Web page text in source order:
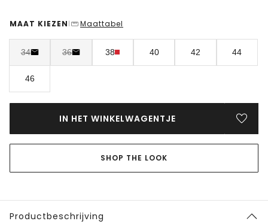
MAAT KIEZEN | Maattabel
34 36 38 40 42 44
46
IN HET WINKELWAGENTJE
SHOP THE LOOK
Productbeschrijving